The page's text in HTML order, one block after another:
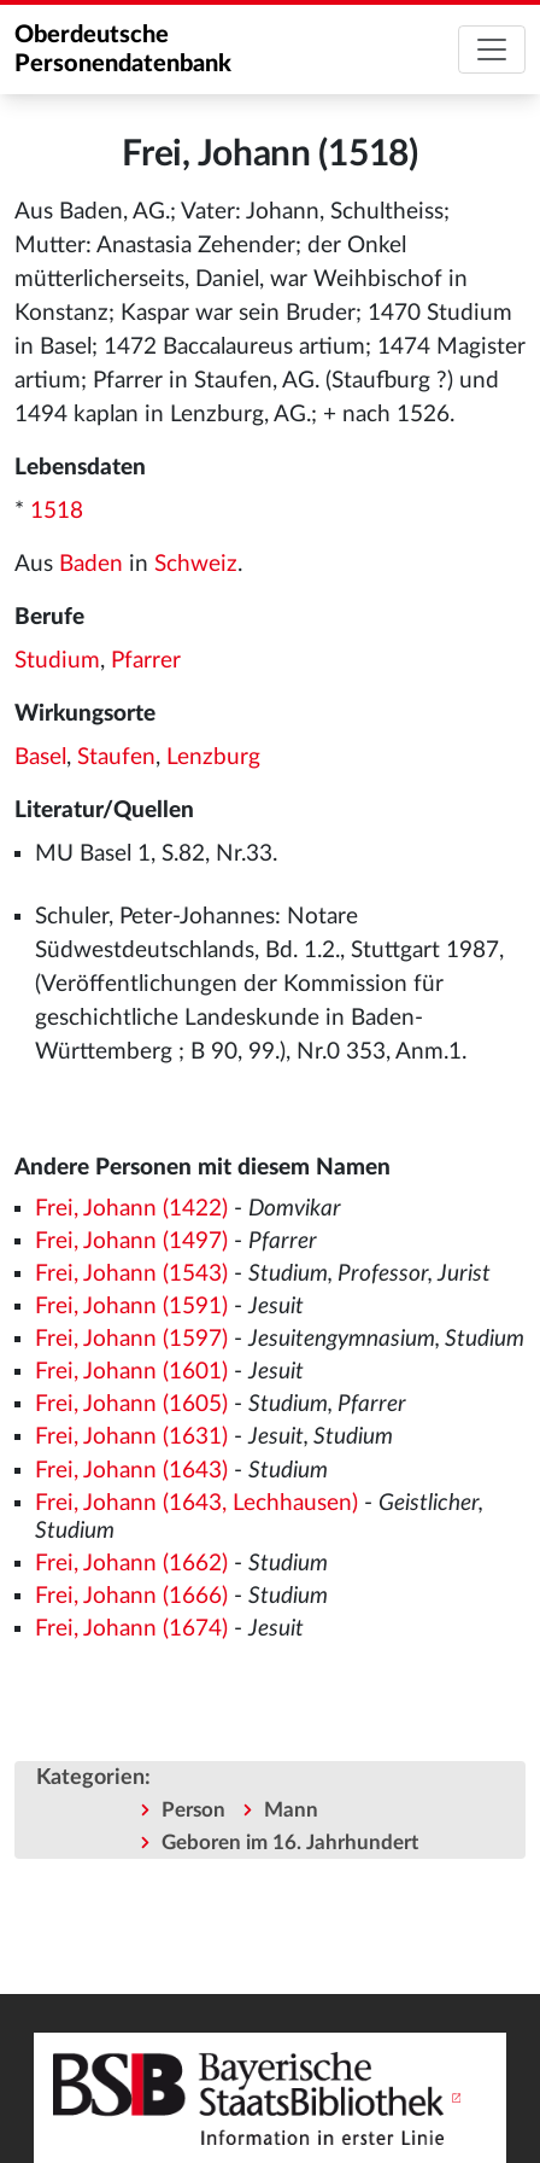
Oberdeutsche
Personendatenbank
Frei, Johann (1518)
Aus Baden, AG.; Vater: Johann, Schultheiss;
Mutter: Anastasia Zehender; der Onkel
mütterlicherseits, Daniel, war Weihbischof in
Konstanz; Kaspar war sein Bruder; 1470 Studium
in Basel; 1472 Baccalaureus artium; 1474 Magister
artium; Pfarrer in Staufen, AG. (Staufburg ?) und
1494 kaplan in Lenzburg, AG.; + nach 1526.
Lebensdaten
* 1518
Aus Baden in Schweiz.
Berufe
Studium, Pfarrer
Wirkungsorte
Basel , Staufen, Lenzburg
Literatur/Quellen
MU Basel 1, S.82, Nr.33.
Schuler, Peter-Johannes: Notare
Südwestdeutschlands, Bd. 1.2., Stuttgart 1987,
(Veröffentlichungen der Kommission für
geschichtliche Landeskunde in Baden-
Württemberg ; B 90, 99.), Nr.0 353, Anm.1.
Andere Personen mit diesem Namen
Frei, Johann (1422)- Domvikar
Frei, Johann (1497)- Pfarrer
Frei, Johann (1543)- Studium, Professor, Jurist
Frei, Johann (1591)-Jesuit
Frei, Johann (1597)-Jesuitengymnasium, Studium
Frei, Johann (1601)-Jesuit
Frei, Johann (1605)- Studium, Pfarrer
Frei, Johann (1631)-Jesuit, Studium
Frei, Johann (1643)- Studium
Frei, Johann (1643, Lechhausen)- Geistlicher,
Studium
Frei, Johann (1662)- Studium
Frei, Johann (1666)- Studium
Frei, Johann (1674)- Jesuit
Kategorien:
Person
Mann
Geboren im 16. Jahrhundert